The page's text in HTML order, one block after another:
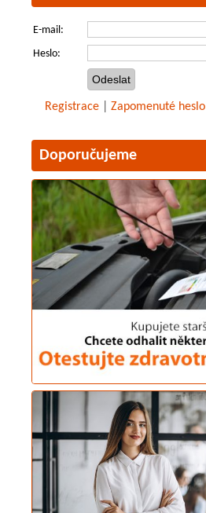
E-mail:
Heslo:
Registrace Zapomenuté heslo
Doporučujeme